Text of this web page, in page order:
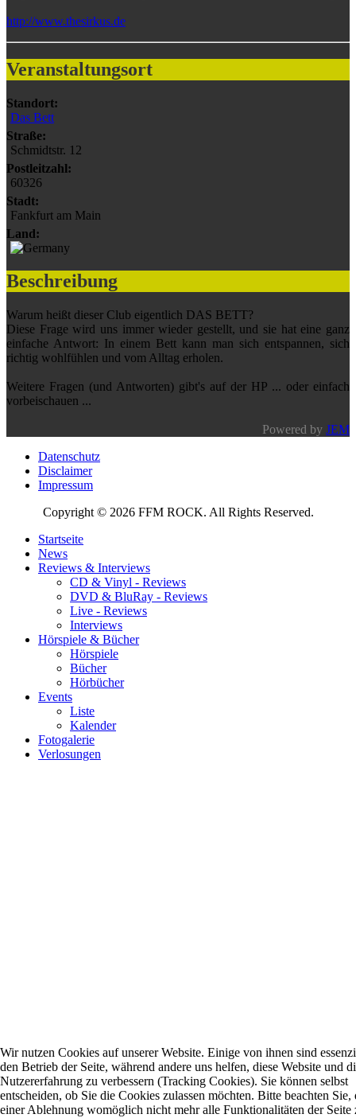
http://www.thesirkus.de
Veranstaltungsort
Standort:
Das Bett
Straße:
Schmidtstr. 12
Postleitzahl:
60326
Stadt:
Fankfurt am Main
Land:
Beschreibung
Warum heißt dieser Club eigentlich DAS BETT?
Diese Frage wird uns immer wieder gestellt, und sie hat eine ganz
einfache Antwort: In einem Bett kann man sich entspannen, sich
richtig wohlfühlen und vom Alltag erholen.
Weitere Fragen (und Antworten) gibt's auf der HP ... oder einfach
vorbeischauen ...
Powered by JEM
Datenschutz
Disclaimer
Impressum
Copyright © 2026 FFM ROCK. All Rights Reserved.
Startseite
News
Reviews & Interviews
CD & Vinyl - Reviews
DVD & BluRay - Reviews
Live - Reviews
Interviews
Hörspiele & Bücher
Hörspiele
Bücher
Hörbücher
Events
Liste
Kalender
Fotogalerie
Verlosungen
Wir nutzen Cookies auf unserer Website. Einige von ihnen sind
den Betrieb der Seite, während andere uns helfen, diese Website und
Nutzererfahrung zu verbessern (Tracking Cookies). Sie können selbst
entscheiden, ob Sie die Cookies zulassen möchten. Bitte beachten Sie,
einer Ablehnung womöglich nicht mehr alle Funktionalitäten der Seite